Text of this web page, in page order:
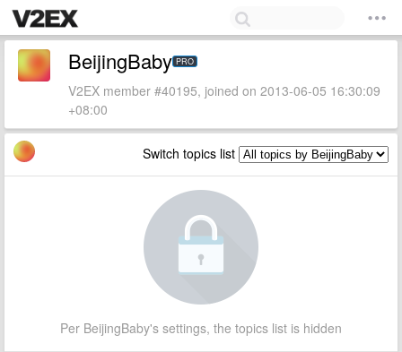
BeijingBaby PRO
V2EX member #40195, joined on 2013-06-05 16:30:09
+08:00
Switch topics list
Per BeijingBaby's settings, the topics list is hidden